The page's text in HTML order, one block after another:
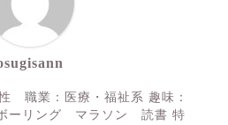
職業：医療・福祉系 趣味：
ーリング マラソン 読書 特